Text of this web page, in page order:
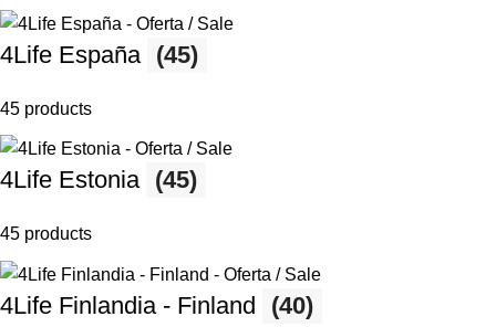
4Life España (45)
45 products
4Life Estonia (45)
45 products
4Life Finlandia - Finland (40)